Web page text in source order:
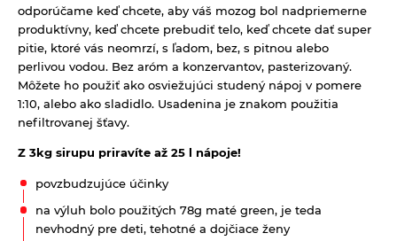
Ryže
Semienka na nakličovanie
Strukoviny
Dezertné krémy - Kolatch
Tyčinky, sušienky, oplátky
Dr.Popov - bylinné kvapky
Dr.Popov - rôzne
Eterické oleje
Éterické oleje na kulinárske účely
Propagačný materiál
odporúčame keď chcete, aby váš mozog bol nadpriemerne
produktívny, keď chcete prebudiť telo, keď chcete dať super
pitie, ktoré vás neomrzí, s ľadom, bez, s pitnou alebo
perlivou vodou. Bez aróm a konzervantov, pasterizovaný.
Môžete ho použiť ako osviežujúci studený nápoj v pomere
1:10, alebo ako sladidlo. Usadenina je znakom použitia
nefiltrovanej šťavy.
Z 3kg sirupu priravíte až 25 l nápoje!
povzbudzujúce účinky
na výluh bolo použitých 78g maté green, je teda
nevhodný pre deti, tehotné a dojčiace ženy